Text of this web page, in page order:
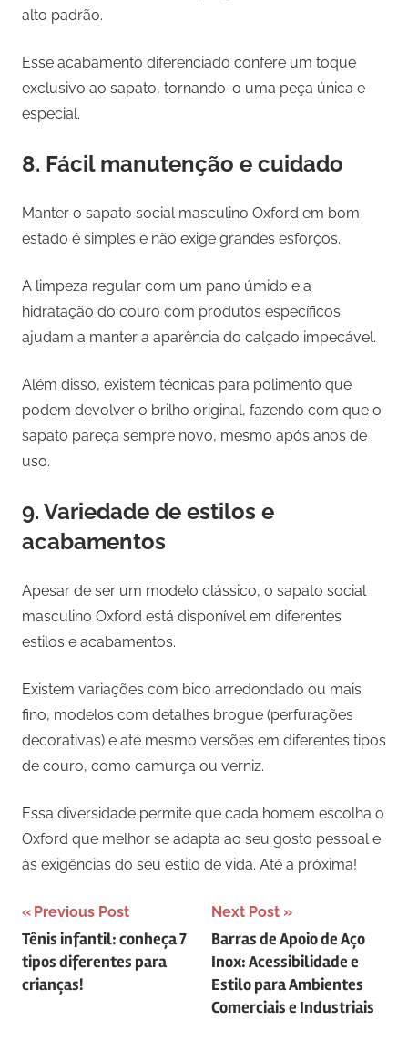
alto padrão.
Esse acabamento diferenciado confere um toque
exclusivo ao sapato, tornando-o uma peça única e
especial.
8. Fácil manutenção e cuidado
Manter o sapato social masculino Oxford em bom
estado é simples e não exige grandes esforços.
A limpeza regular com um pano úmido e a
hidratação do couro com produtos específicos
ajudam a manter a aparência do calçado impecável.
Além disso, existem técnicas para polimento que
podem devolver o brilho original, fazendo com que o
sapato pareça sempre novo, mesmo após anos de
uso.
9. Variedade de estilos e
acabamentos
Apesar de ser um modelo clássico, o sapato social
masculino Oxford está disponível em diferentes
estilos e acabamentos.
Existem variações com bico arredondado ou mais
fino, modelos com detalhes brogue (perfurações
decorativas) e até mesmo versões em diferentes tipos
de couro, como camurça ou verniz.
Essa diversidade permite que cada homem escolha o
Oxford que melhor se adapta ao seu gosto pessoal e
às exigências do seu estilo de vida. Até a próxima!
Navegação
de
Post
Previous Post
Tênis infantil: conheça 7
tipos diferentes para
crianças!
Next Post
Barras de Apoio de Aço
Inox: Acessibilidade e
Estilo para Ambientes
Comerciais e Industriais